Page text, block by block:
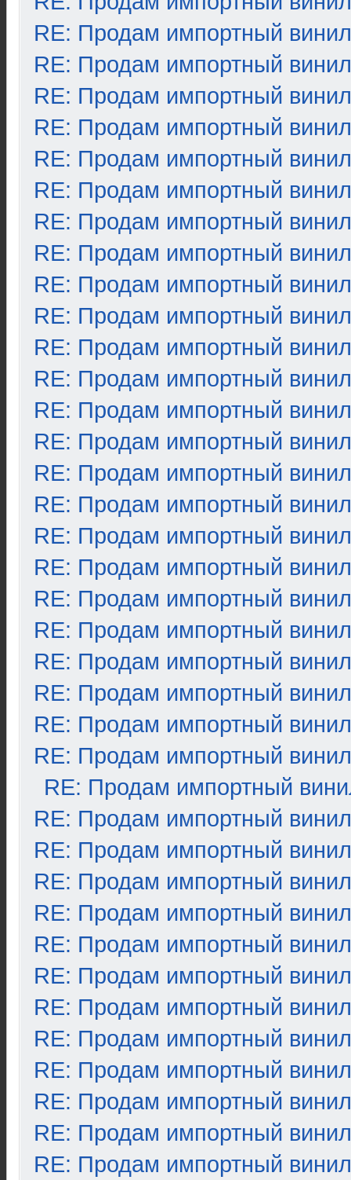
RE: Продам импортный винил
RE: Продам импортный винил
RE: Продам импортный винил
RE: Продам импортный винил
RE: Продам импортный винил
RE: Продам импортный винил
RE: Продам импортный винил
RE: Продам импортный винил
RE: Продам импортный винил
RE: Продам импортный винил
RE: Продам импортный винил
RE: Продам импортный винил
RE: Продам импортный винил
RE: Продам импортный винил
RE: Продам импортный винил
RE: Продам импортный винил
RE: Продам импортный винил
RE: Продам импортный винил
RE: Продам импортный винил
RE: Продам импортный винил
RE: Продам импортный винил
RE: Продам импортный винил
RE: Продам импортный винил
RE: Продам импортный винил
RE: Продам импортный
RE: Продам импортный винил
RE: Продам импортный винил
RE: Продам импортный винил
RE: Продам импортный винил
RE: Продам импортный винил
RE: Продам импортный винил
RE: Продам импортный винил
RE: Продам импортный винил
RE: Продам импортный винил
RE: Продам импортный винил
RE: Продам импортный винил
RE: Продам импортный винил